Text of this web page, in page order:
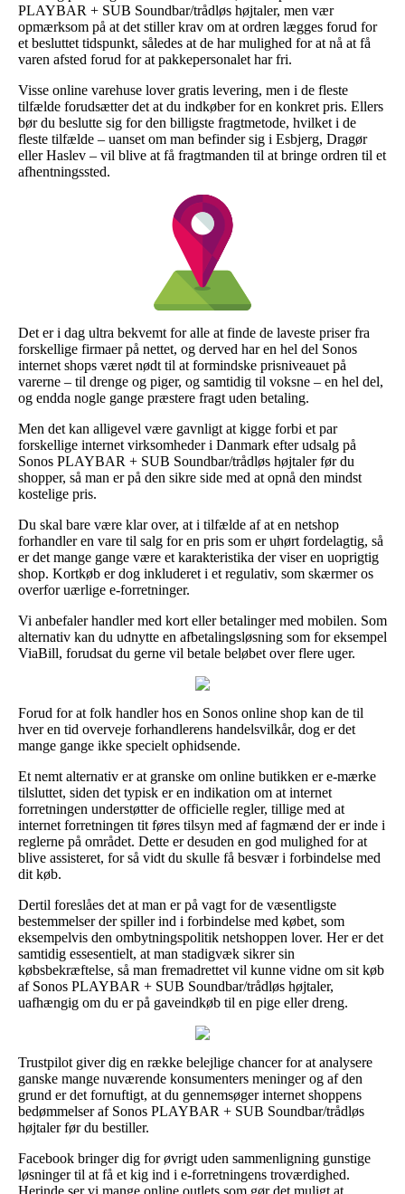
PLAYBAR + SUB Soundbar/trådløs højtaler, men vær
opmærksom på at det stiller krav om at ordren lægges forud for
et besluttet tidspunkt, således at de har mulighed for at nå at få
varen afsted forud for at pakkepersonalet har fri.
Visse online varehuse lover gratis levering, men i de fleste
tilfælde forudsætter det at du indkøber for en konkret pris. Ellers
bør du beslutte sig for den billigste fragtmetode, hvilket i de
fleste tilfælde – uanset om man befinder sig i Esbjerg, Dragør
eller Haslev – vil blive at få fragtmanden til at bringe ordren til et
afhentningssted.
Det er i dag ultra bekvemt for alle at finde de laveste priser fra
forskellige firmaer på nettet, og derved har en hel del Sonos
internet shops været nødt til at formindske prisniveauet på
varerne – til drenge og piger, og samtidig til voksne – en hel del,
og endda nogle gange præstere fragt uden betaling.
Men det kan alligevel være gavnligt at kigge forbi et par
forskellige internet virksomheder i Danmark efter udsalg på
Sonos PLAYBAR + SUB Soundbar/trådløs højtaler før du
shopper, så man er på den sikre side med at opnå den mindst
kostelige pris.
Du skal bare være klar over, at i tilfælde af at en netshop
forhandler en vare til salg for en pris som er uhørt fordelagtig, så
er det mange gange være et karakteristika der viser en uoprigtig
shop. Kortkøb er dog inkluderet i et regulativ, som skærmer os
overfor uærlige e-forretninger.
Vi anbefaler handler med kort eller betalinger med mobilen. Som
alternativ kan du udnytte en afbetalingsløsning som for eksempel
ViaBill, forudsat du gerne vil betale beløbet over flere uger.
Forud for at folk handler hos en Sonos online shop kan de til
hver en tid overveje forhandlerens handelsvilkår, dog er det
mange gange ikke specielt ophidsende.
Et nemt alternativ er at granske om online butikken er e-mærke
tilsluttet, siden det typisk er en indikation om at internet
forretningen understøtter de officielle regler, tillige med at
internet forretningen tit føres tilsyn med af fagmænd der er inde i
reglerne på området. Dette er desuden en god mulighed for at
blive assisteret, for så vidt du skulle få besvær i forbindelse med
dit køb.
Dertil foreslåes det at man er på vagt for de væsentligste
bestemmelser der spiller ind i forbindelse med købet, som
eksempelvis den ombytningspolitik netshoppen lover. Her er det
samtidig essesentielt, at man stadigvæk sikrer sin
købsbekræftelse, så man fremadrettet vil kunne vidne om sit køb
af Sonos PLAYBAR + SUB Soundbar/trådløs højtaler,
uafhængig om du er på gaveindkøb til en pige eller dreng.
Trustpilot giver dig en række belejlige chancer for at analysere
ganske mange nuværende konsumenters meninger og af den
grund er det fornuftigt, at du gennemsøger internet shoppens
bedømmelser af Sonos PLAYBAR + SUB Soundbar/trådløs
højtaler før du bestiller.
Facebook bringer dig for øvrigt uden sammenligning gunstige
løsninger til at få et kig ind i e-forretningens troværdighed.
Herinde ser vi mange online outlets som gør det muligt at